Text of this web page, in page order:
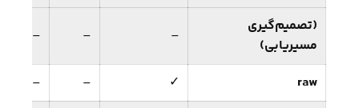
(تصمیم‌گیری
مسیریابی)
–
–
–
raw
✓
–
–